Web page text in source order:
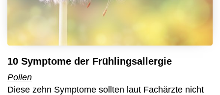
10 Symptome der Frühlingsallergie
Pollen
Diese zehn Symptome sollten laut Fachärzte nicht